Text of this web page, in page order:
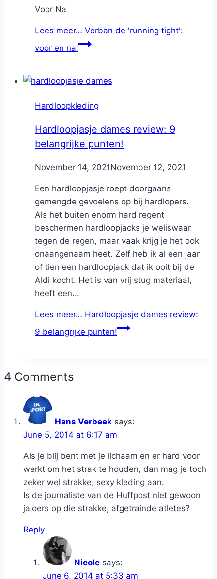
Voor Na
Lees meer… Verban de 'running tight':
voor en na!
Hardloopkleding
Hardloopjasje dames review: 9
belangrijke punten!
ByNicole
November 14, 2021November 12, 2021
Een hardloopjasje roept doorgaans
gemengde gevoelens op bij hardlopers.
Als het buiten enorm hard regent
beschermen hardloopjacks je weliswaar
tegen de regen, maar vaak krijg je het ook
onaangenaam heet. Zelf heb ik al een jaar
of tien een hardloopjack dat ik ooit bij de
Aldi kocht. Het is van vrij stug materiaal,
heeft een...
Lees meer… Hardloopjasje dames review:
9 belangrijke punten!
4 Comments
Hans Verbeek says:
June 5, 2014 at 6:17 am
Als je blij bent met je lichaam en er hard voor
werkt om het strak te houden, dan mag je toch
zeker wel strakke, sexy kleding aan.
Is de journaliste van de Huffpost niet gewoon
jaloers op die strakke, afgetrainde atletes?
Reply
Nicole says:
June 6, 2014 at 5:33 am